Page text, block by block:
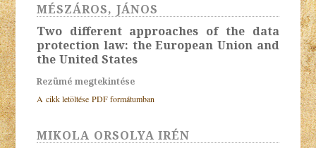
MÉSZÁROS, JÁNOS
Two different approaches of the data
protection law: the European Union and
the United States
Rezümé megtekintése
A cikk letöltése PDF formátumban
MIKOLA ORSOLYA IRÉN